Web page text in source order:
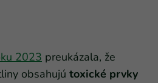
2023 preukázala, že
obsahujú toxické prvky